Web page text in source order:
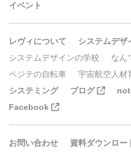
イベント
レヴィについて
システムデザ
システムデザインの学校
なん
ペジテの自転車
宇宙航空人材
システミング
ブログ
Facebook
お問い合わせ 資料ダウンロー